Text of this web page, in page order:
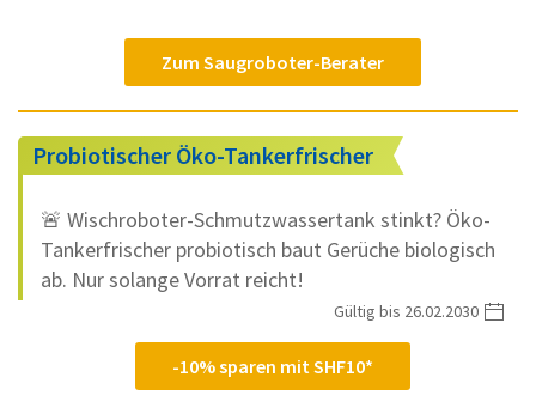
Zum Saugroboter-Berater
Probiotischer Öko-Tankerfrischer
🚨 Wischroboter-Schmutzwassertank stinkt? Öko-
Tankerfrischer probiotisch baut Gerüche biologisch
ab. Nur solange Vorrat reicht!
-10% sparen mit SHF10*
Gültig bis 26.02.2030